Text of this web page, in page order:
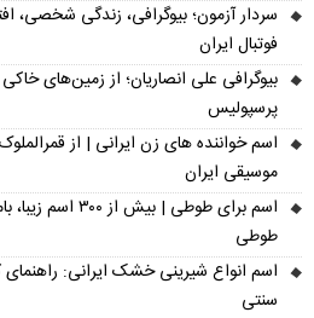
سردار آزمون؛ بیوگرافی، زندگی
فوتبال ایران
بیوگرافی علی انصاریان؛ از زمین‌های
پرسپولیس
اسم خواننده های زن ایرانی | از
موسیقی ایران
اسم برای طوطی |
طوطی
اسم انواع شیرینی خشک ایرانی: راهنمای
سنتی